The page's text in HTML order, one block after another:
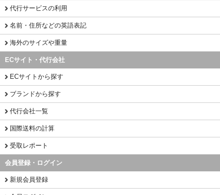
代行サービスの利用
名前・住所などの英語表記
海外のサイズや重量
ECサイト・代行会社
ECサイトから探す
ブランドから探す
代行会社一覧
国際送料の計算
受取レポート
会員登録・ログイン
新規会員登録